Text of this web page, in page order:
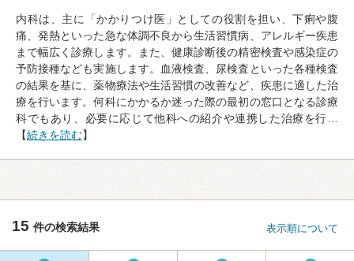
内科は、主に「かかりつけ医」としての役割を担い、下痢や腹
痛、発熱といった急な体調不良から生活習慣病、アレルギー疾患
まで幅広く診療します。また、健康診断後の精密検査や感染症の
予防接種なども実施します。血液検査、尿検査といった各種検査
の結果を基に、薬物療法や生活習慣の改善など、疾患に適した治
療を行います。何科にかかるか迷った際の最初の窓口となる診療
科でもあり、必要に応じて他科への紹介や連携した治療を行…
【続きを読む】
15 件の検索結果 表示順について